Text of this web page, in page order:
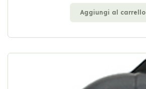
Aggiungi al carrello